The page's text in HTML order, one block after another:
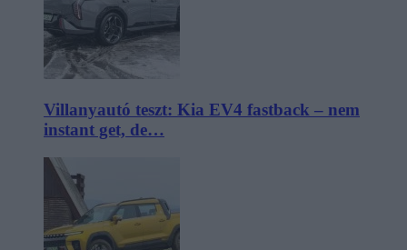
Villanyautó teszt: Kia EV4 fastback – nem
instant get, de…